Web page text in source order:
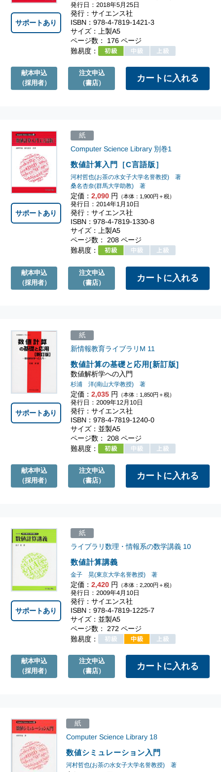
発行日：2018年5月25日
発行：サイエンス社
ISBN：978-4-7819-1421-3
サイズ：上製A5
ページ数： 176 ページ
難易度：
サポートあり
献本申込
（採用者）
注文申込
（書店）
数値計算入門［C言語版］
Computer Science Library別巻1
河村哲也(お茶の水女子大学名誉教授) 著
桑名杏奈(群馬大学助教) 著
定価： 2,090円 （本体：1,900円＋税）
紙
発行日：2014年1月10日
発行：サイエンス社
ISBN：978-4-7819-1330-8
サイズ：上製A5
ページ数： 208 ページ
難易度：
サポートあり
献本申込
（採用者）
注文申込
（書店）
数値計算の基礎と応用[新訂版]
数値解析学への入門
新情報教育ライブラリM 11
杉浦 洋(南山大学教授) 著
定価： 2,035円 （本体：1,850円＋税）
紙
発行日：2009年12月10日
発行：サイエンス社
ISBN：978-4-7819-1240-0
サイズ：並製A5
ページ数： 208 ページ
難易度：
サポートあり
献本申込
（採用者）
注文申込
（書店）
数値計算講義
ライブラリ数理・情報系の数学講義10
金子 晃(東京大学名誉教授) 著
定価： 2,420円 （本体：2,200円＋税）
紙
発行日：2009年4月10日
発行：サイエンス社
ISBN：978-4-7819-1225-7
サイズ：並製A5
ページ数： 272 ページ
難易度：
サポートあり
献本申込
（採用者）
注文申込
（書店）
数値シミュレーション入門
Computer Science Library 18
河村哲也(お茶の水女子大学名誉教授) 著
紙